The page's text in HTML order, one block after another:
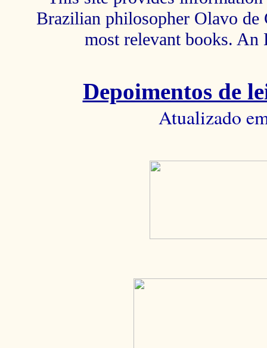
Brazilian philosopher Olavo de
most relevant books.
Depoimentos de
Atualizado